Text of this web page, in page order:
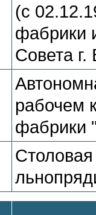
(с
фабрики
Совета
рабочем
фабрики